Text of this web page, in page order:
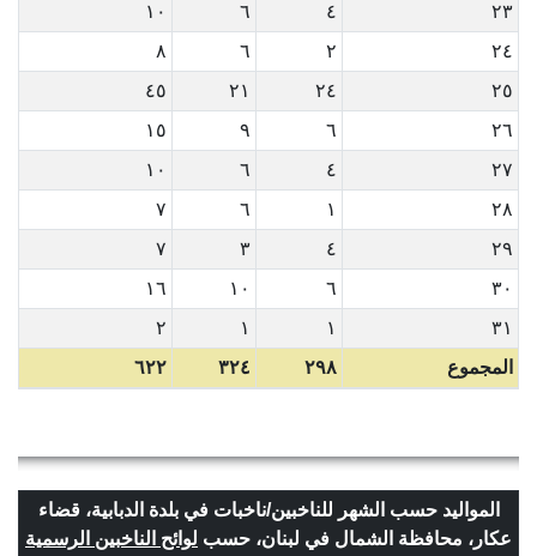
٢٣
٤ ٦
١٠
٢٤
٢ ٦
٨
٢٥
٢٤ ٢١
٤٥
٢٦
٦ ٩
١٥
٢٧
٤ ٦
١٠
٢٨
١ ٦
٧
٢٩
٤ ٣
٧
٣٠
٦ ١٠
١٦
٣١
١ ١
٢
المجموع
٢٩٨ ٣٢٤ ٦٢٢
المواليد حسب الشهر للناخبين/ناخبات في بلدة الدبابية، قضاء
عكار، محافظة الشمال في لبنان، حسب لوائح الناخبين الرسمية